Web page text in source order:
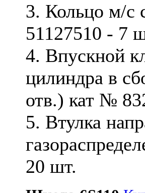
3. Кольцо м/с
51127510 - 7
4. Впускной
цилиндра в
отв.) кат №
5. Втулка
20 шт.